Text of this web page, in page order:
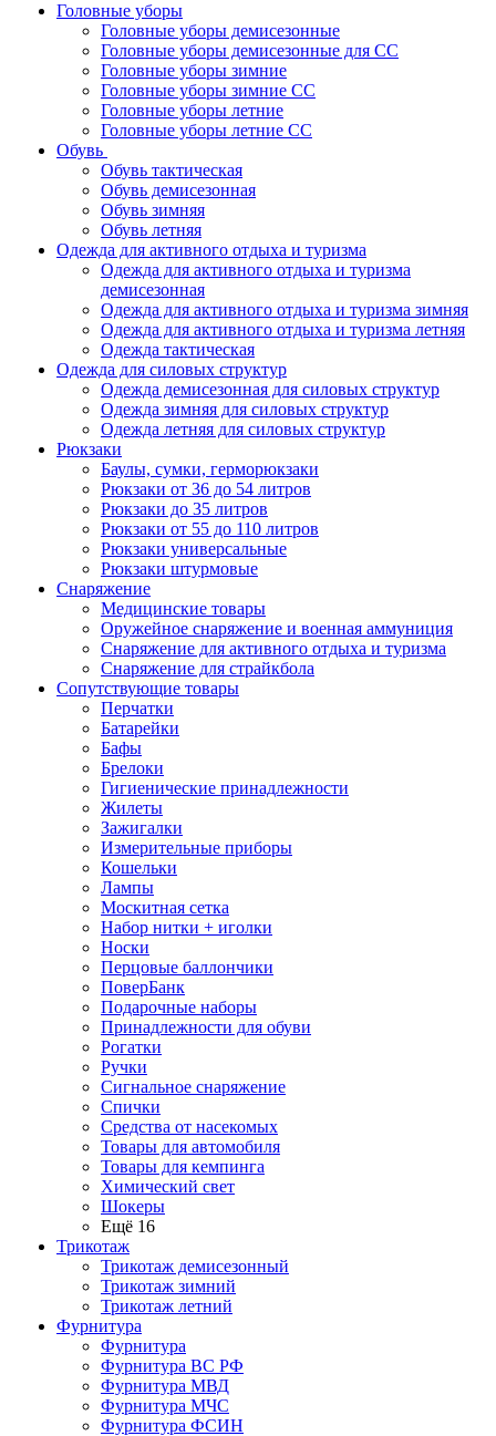
Головные уборы
Головные уборы демисезонные
Головные уборы демисезонные для СС
Головные уборы зимние
Головные уборы зимние СС
Головные уборы летние
Головные уборы летние СС
Обувь
Обувь тактическая
Обувь демисезонная
Обувь зимняя
Обувь летняя
Одежда для активного отдыха и туризма
Одежда для активного отдыха и туризма
демисезонная
Одежда для активного отдыха и туризма зимняя
Одежда для активного отдыха и туризма летняя
Одежда тактическая
Одежда для силовых структур
Одежда демисезонная для силовых структур
Одежда зимняя для силовых структур
Одежда летняя для силовых структур
Рюкзаки
Баулы, сумки, герморюкзаки
Рюкзаки от 36 до 54 литров
Рюкзаки до 35 литров
Рюкзаки от 55 до 110 литров
Рюкзаки универсальные
Рюкзаки штурмовые
Снаряжение
Медицинские товары
Оружейное снаряжение и военная аммуниция
Снаряжение для активного отдыха и туризма
Снаряжение для страйкбола
Сопутствующие товары
Перчатки
Батарейки
Бафы
Брелоки
Гигиенические принадлежности
Жилеты
Зажигалки
Измерительные приборы
Кошельки
Лампы
Москитная сетка
Набор нитки + иголки
Носки
Перцовые баллончики
ПоверБанк
Подарочные наборы
Принадлежности для обуви
Рогатки
Ручки
Сигнальное снаряжение
Спички
Средства от насекомых
Товары для автомобиля
Товары для кемпинга
Химический свет
Шокеры
Ещё 16
Трикотаж
Трикотаж демисезонный
Трикотаж зимний
Трикотаж летний
Фурнитура
Фурнитура
Фурнитура ВС РФ
Фурнитура МВД
Фурнитура МЧС
Фурнитура ФСИН